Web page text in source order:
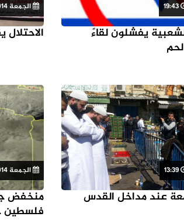
19:43
يفشلون لقاءً
الجمعة 28/02/2014
عند مداخل القدس
الجمعة 28/02/2014
منخفض
فلسطين خلال